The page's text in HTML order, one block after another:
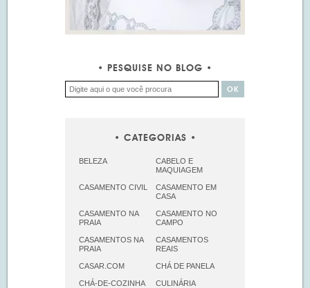
PESQUISE NO BLOG
CATEGORIAS
BELEZA
CABELO E
MAQUIAGEM
CASAMENTO CIVIL
CASAMENTO EM
CASA
CASAMENTO NA
PRAIA
CASAMENTO NO
CAMPO
CASAMENTOS NA
PRAIA
CASAMENTOS
REAIS
CASAR.COM CHÁ DE PANELA
CHÁ-DE-COZINHA CULINÁRIA